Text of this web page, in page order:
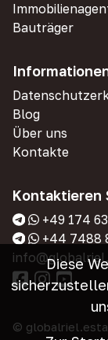
Bauträger
Blog
Über uns
Kontakte
Kontaktieren
+49 174
+44 7488
©
Diese